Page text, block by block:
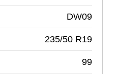
DW09
235/50 R19
99